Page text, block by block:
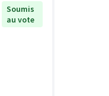
Soumis
au vote